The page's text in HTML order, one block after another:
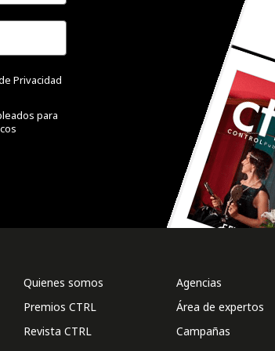
Privacidad
para
Quienes somos
Premios CTRL
Revista CTRL
Agencias
Área de expertos
Campañas